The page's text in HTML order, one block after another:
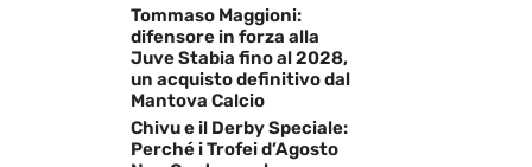
Tommaso Maggioni:
difensore in forza alla
Juve Stabia fino al 2028,
un acquisto definitivo dal
Mantova Calcio
Chivu e il Derby Speciale:
Perché i Trofei d’Agosto